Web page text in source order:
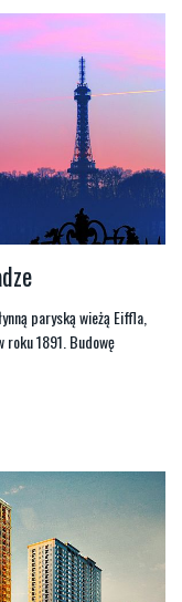
paryską wieżą Eiffla,
roku 1891. Budowę